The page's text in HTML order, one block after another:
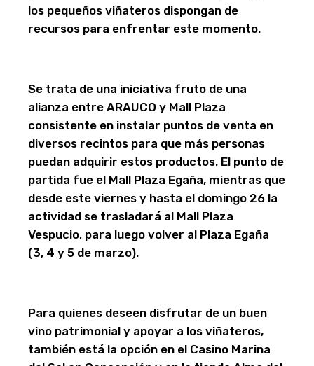
los pequeños viñateros dispongan de
recursos para enfrentar este momento.
Se trata de una iniciativa fruto de una
alianza entre ARAUCO y Mall Plaza
consistente en instalar puntos de venta en
diversos recintos para que más personas
puedan adquirir estos productos. El punto de
partida fue el Mall Plaza Egaña, mientras que
desde este viernes y hasta el domingo 26 la
actividad se trasladará al Mall Plaza
Vespucio, para luego volver al Plaza Egaña
(3, 4 y 5 de marzo).
Para quienes deseen disfrutar de un buen
vino patrimonial y apoyar a los viñateros,
también está la opción en el Casino Marina